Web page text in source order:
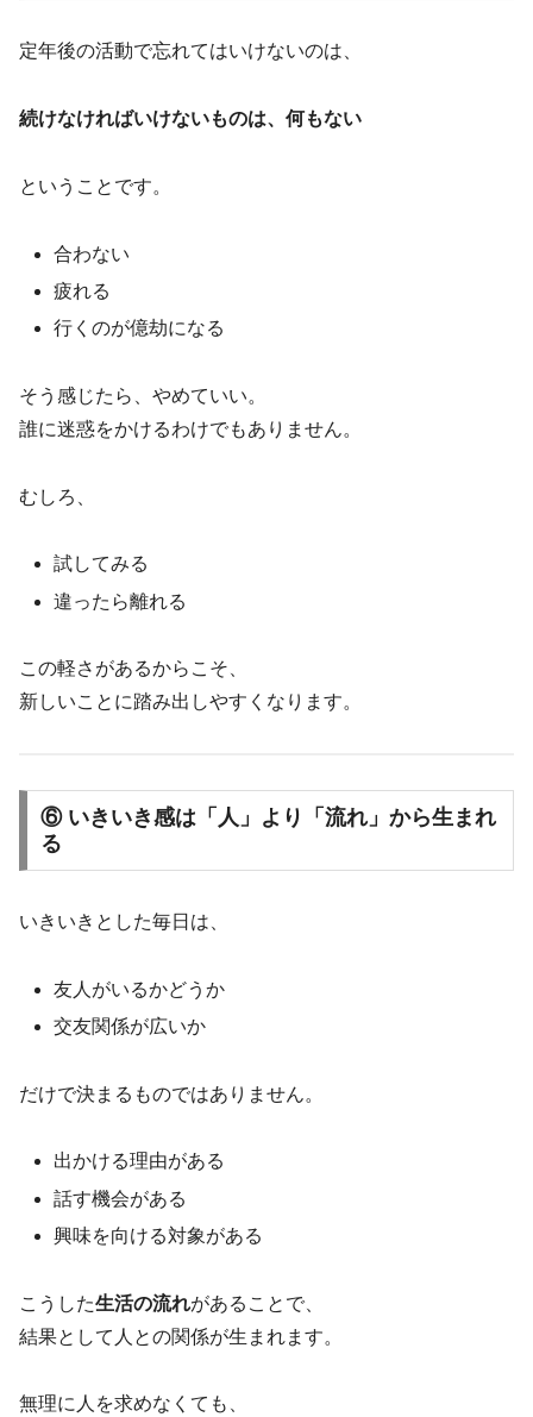
定年後の活動で忘れてはいけないのは、
続けなければいけないものは、何もない
ということです。
合わない
疲れる
行くのが億劫になる
そう感じたら、やめていい。
誰に迷惑をかけるわけでもありません。
むしろ、
試してみる
違ったら離れる
この軽さがあるからこそ、
新しいことに踏み出しやすくなります。
⑥ いきいき感は「人」より「流れ」から生まれ
る
いきいきとした毎日は、
友人がいるかどうか
交友関係が広いか
だけで決まるものではありません。
出かける理由がある
話す機会がある
興味を向ける対象がある
こうした生活の流れがあることで、
結果として人との関係が生まれます。
無理に人を求めなくても、